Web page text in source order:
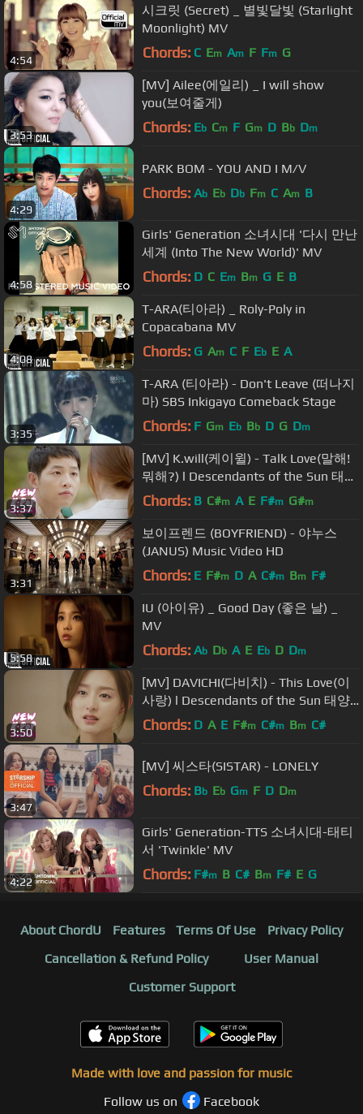
4:54
시크릿 (Secret) _ 별빛달빛 (Starlight
Moonlight) MV
Chords: C Em Am F Fm G
3:53
[MV] Ailee(에일리) _ I will show
you(보여줄게)
Chords: Eb Cm F Gm D Bb Dm
4:29
PARK BOM - YOU AND I M/V
Chords: Ab Eb Db Fm C Am B
4:58
Girls' Generation 소녀시대 '다시 만난
세계 (Into The New World)' MV
Chords: D C Em Bm G E B
4:08
T-ARA(티아라) _ Roly-Poly in
Copacabana MV
Chords: G Am C F Eb E A
3:35
T-ARA (티아라) - Don't Leave (떠나지
마) SBS Inkigayo Comeback Stage
Chords: F Gm Eb Bb D G Dm
3:37
[MV] K.will(케이윌) - Talk Love(말해!
뭐해?) l Descendants of the Sun 태양
의 후예 OST
Chords: B C#m A E F#m G#m
3:31
보이프렌드 (BOYFRIEND) - 야누스
(JANUS) Music Video HD
Chords: E F#m D A C#m Bm F#
5:58
IU (아이유) _ Good Day (좋은 날) _
MV
Chords: Ab Db A E Eb D Dm
3:50
[MV] DAVICHI(다비치) - This Love(이
사랑) l Descendants of the Sun 태양
의 후예 OST
Chords: D A E F#m C#m Bm C#
3:47
[MV] 씨스타(SISTAR) - LONELY
Chords: Bb Eb Gm F D Dm
4:22
Girls' Generation-TTS 소녀시대-태티
서 'Twinkle' MV
Chords: F#m B C# Bm F# E G
About ChordU Features Terms Of Use
Privacy Policy
Cancellation & Refund Policy
User Manual
Customer Support
Made with love and passion for music
Follow us on
Facebook